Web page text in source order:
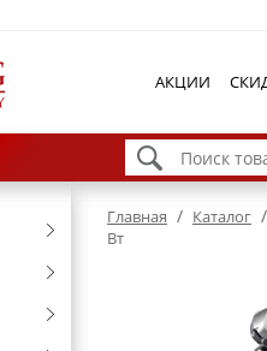
АКЦИИ
Главная / Каталог /
Вт